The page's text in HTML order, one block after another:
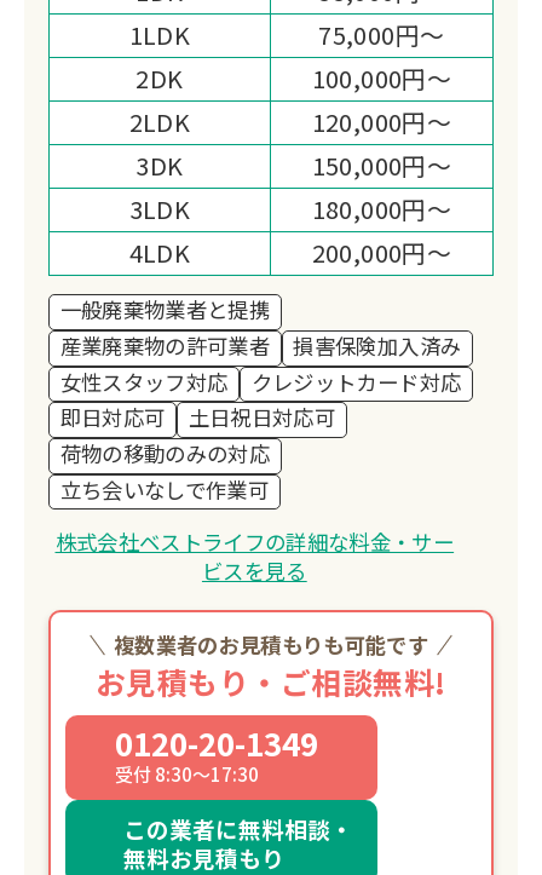
1LDK
75,000円～
2DK
100,000円～
2LDK
120,000円～
3DK
150,000円～
3LDK
180,000円～
4LDK
200,000円～
一般廃棄物業者と提携
産業廃棄物の許可業者
損害保険加入済み
女性スタッフ対応
クレジットカード対応
即日対応可
土日祝日対応可
荷物の移動のみの対応
立ち会いなしで作業可
株式会社ベストライフの詳細な料金・サー
ビスを見る
複数業者のお見積もりも可能です
お見積もり・ご相談無料!
0120-20-1349
受付 8:30～17:30
この業者に無料相談・
無料お見積もり